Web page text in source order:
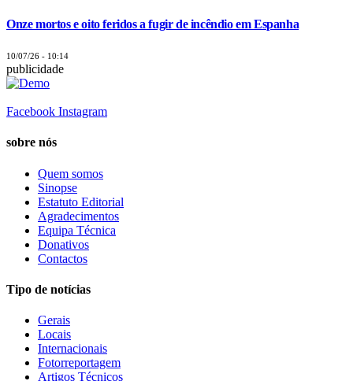
Onze mortos e oito feridos a fugir de incêndio em Espanha
10/07/26 - 10:14
publicidade
Facebook Instagram
sobre nós
Quem somos
Sinopse
Estatuto Editorial
Agradecimentos
Equipa Técnica
Donativos
Contactos
Tipo de notícias
Gerais
Locais
Internacionais
Fotorreportagem
Artigos Técnicos